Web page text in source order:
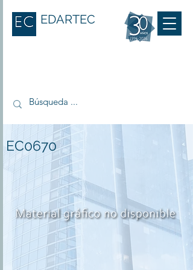
EDARTEC
EC0670